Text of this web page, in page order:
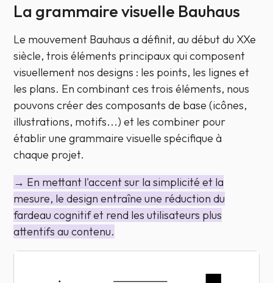
La grammaire visuelle Bauhaus
Le mouvement Bauhaus a définit, au début du XXe
siècle, trois éléments principaux qui composent
visuellement nos designs : les points, les lignes et
les plans. En combinant ces trois éléments, nous
pouvons créer des composants de base (icônes,
illustrations, motifs...) et les combiner pour
établir une grammaire visuelle spécifique à
chaque projet.
→ En mettant l'accent sur la simplicité et la
mesure, le design entraîne une réduction du
fardeau cognitif et rend les utilisateurs plus
attentifs au contenu.